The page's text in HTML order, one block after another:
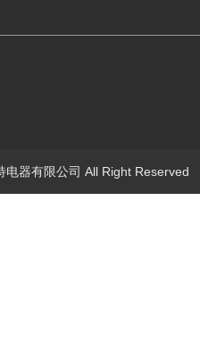
电器有限公司 All Right